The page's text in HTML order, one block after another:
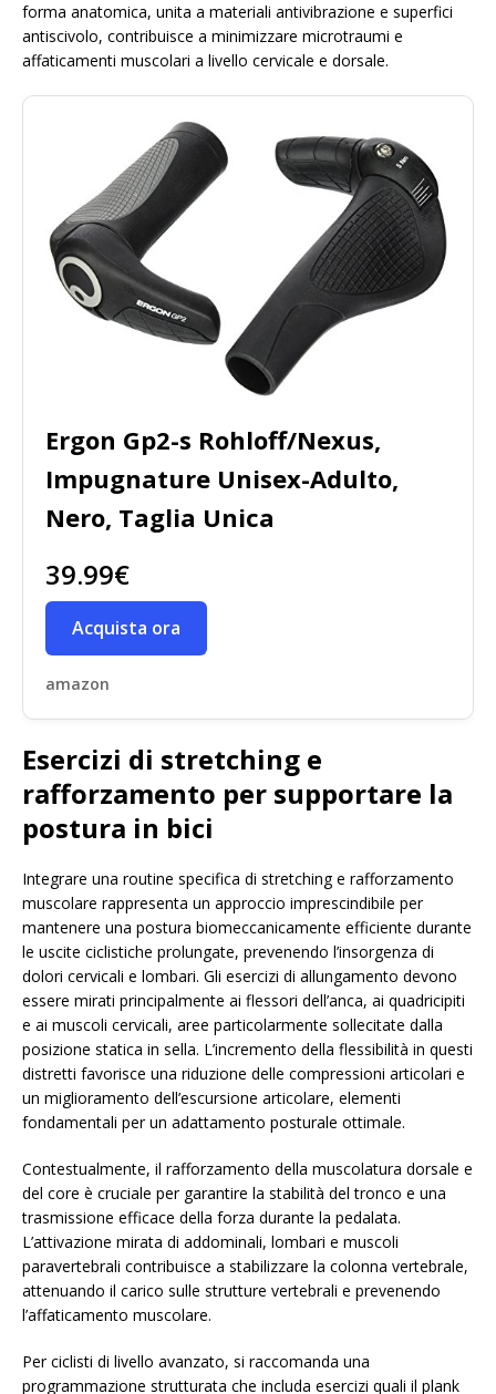
forma anatomica, unita a materiali antivibrazione e superfici
antiscivolo, contribuisce a minimizzare microtraumi e
affaticamenti muscolari a livello cervicale e dorsale.
Ergon Gp2-s Rohloff/Nexus,
Impugnature Unisex-Adulto,
Nero, Taglia Unica
39.99€
Acquista ora
amazon
Esercizi di stretching e
rafforzamento per supportare la
postura in bici
Integrare una routine specifica di stretching e rafforzamento
muscolare rappresenta un approccio imprescindibile per
mantenere una postura biomeccanicamente efficiente durante
le uscite ciclistiche prolungate, prevenendo l’insorgenza di
dolori cervicali e lombari. Gli esercizi di allungamento devono
essere mirati principalmente ai flessori dell’anca, ai quadricipiti
e ai muscoli cervicali, aree particolarmente sollecitate dalla
posizione statica in sella. L’incremento della flessibilità in questi
distretti favorisce una riduzione delle compressioni articolari e
un miglioramento dell’escursione articolare, elementi
fondamentali per un adattamento posturale ottimale.
Contestualmente, il rafforzamento della muscolatura dorsale e
del core è cruciale per garantire la stabilità del tronco e una
trasmissione efficace della forza durante la pedalata.
L’attivazione mirata di addominali, lombari e muscoli
paravertebrali contribuisce a stabilizzare la colonna vertebrale,
attenuando il carico sulle strutture vertebrali e prevenendo
l’affaticamento muscolare.
Per ciclisti di livello avanzato, si raccomanda una
programmazione strutturata che includa esercizi quali il plank